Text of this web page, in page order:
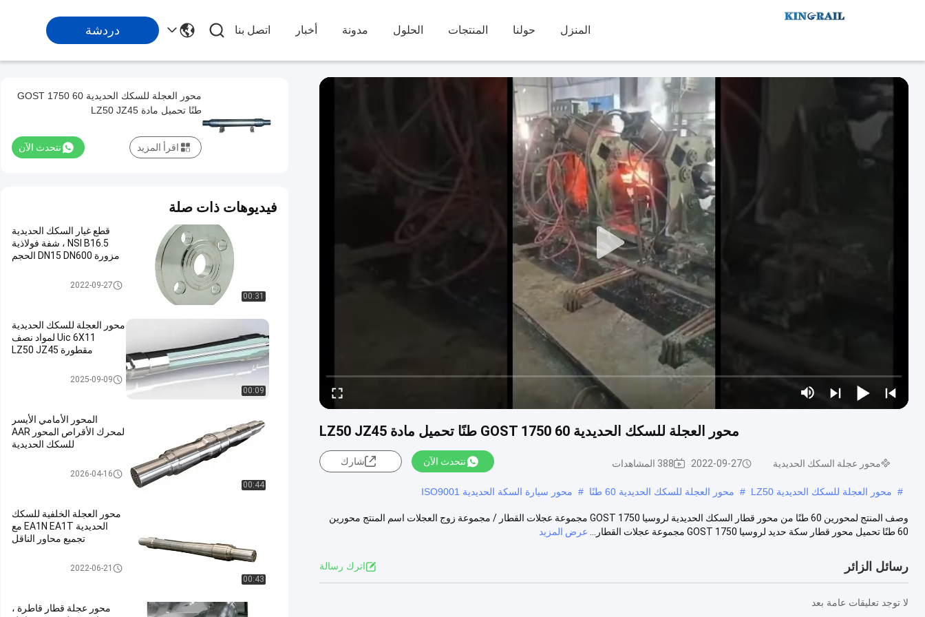
المنزل حولنا المنتجات الحلول مدونة أخبار اتصل بنا دردشة
محور العجلة للسكك الحديدية GOST 1750 60 طنًا تحميل مادة LZ50 JZ45
محور عجلة السكك الحديدية 2022-09-27 388 المشاهدات نتحدث الآن شارك
# محور العجلة للسكك الحديدية LZ50 # محور العجلة للسكك الحديدية 60 طنًا # محور سيارة السكة الحديدية ISO9001
وصف المنتج لمحورين 60 طنًا من محور قطار السكك الحديدية لروسيا GOST 1750 مجموعة عجلات القطار / مجموعة زوج العجلات اسم المنتج محورين
60 طنًا تحميل محور قطار سكة حديد لروسيا GOST 1750 مجموعة عجلات القطار...
عرض المزيد
رسائل الزائر اترك رسالة
لا توجد تعليقات عامة بعد
محور العجلة للسكك الحديدية GOST 1750 60
طنًا تحميل مادة LZ50 JZ45
نتحدث الآن اقرأ المزيد
فيديوهات ذات صلة
00:31
قطع غيار السكك الحديدية
NSI B16.5 ، شفة فولاذية
مزورة DN15 DN600 الحجم
قطع غيار السكك الحديدية
2022-09-27
00:09
محور العجلة للسكك الحديدية
Uic 6X11 لمواد نصف
مقطورة LZ50 JZ45
محور عجلة السكك الحديدية
2025-09-09
00:44
المحور الأمامي الأيسر
لمحرك الأقراص المحور AAR
للسكك الحديدية
محور عجلة السكك الحديدية
2026-04-16
00:43
محور العجلة الخلفية للسكك
الحديدية EA1N EA1T مع
تجميع محاور الناقل
محور عجلة السكك الحديدية
2022-06-21
محور عجلة قطار قاطرة ،